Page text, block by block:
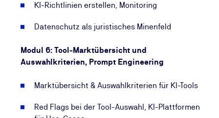
KI-Richtlinien erstellen, Monitoring
Datenschutz als juristisches Minenfeld
Modul 6: Tool-Marktübersicht und
Auswahlkriterien, Prompt Engineering
Marktübersicht & Auswahlkriterien für KI-Tools
Red Flags bei der Tool-Auswahl, KI-Plattformen